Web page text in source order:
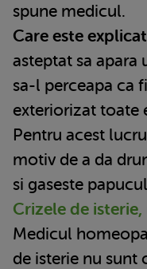
spune medicul.
Care este
asteptat sa apara
sa-l perceapa ca
exteriorizat toate
Pentru acest
motiv de a da
si gaseste
Crizele de
Medicul
de isterie nu sunt